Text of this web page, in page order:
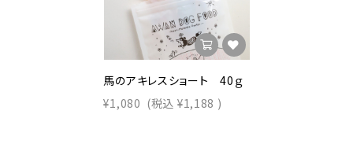
馬のアキレスショート 40ｇ
¥1,080 (税込 ¥1,188 )